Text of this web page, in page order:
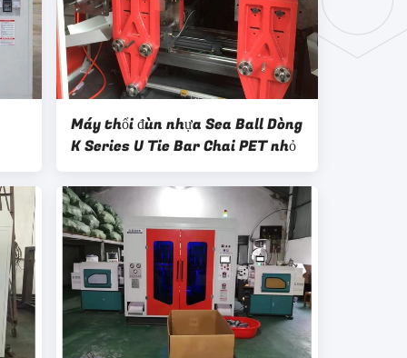
Máy thổi đùn nhựa Sea Ball Dòng
K Series U Tie Bar Chai PET nhỏ